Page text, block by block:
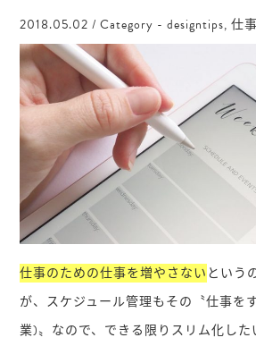
2018.05.02/ Category -designtips,仕
仕事のための仕事を増やさない という
が、スケジュール管理もその〝仕事を
業)〟なので、できる限りスリム化し